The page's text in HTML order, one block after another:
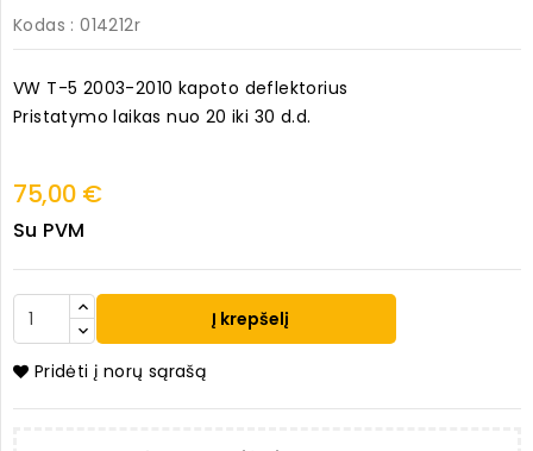
Kodas : 014212r
VW T-5 2003-2010 kapoto deflektorius
Pristatymo laikas nuo 20 iki 30 d.d.
75,00 €
Su PVM
Į krepšelį
Pridėti į norų sąrašą